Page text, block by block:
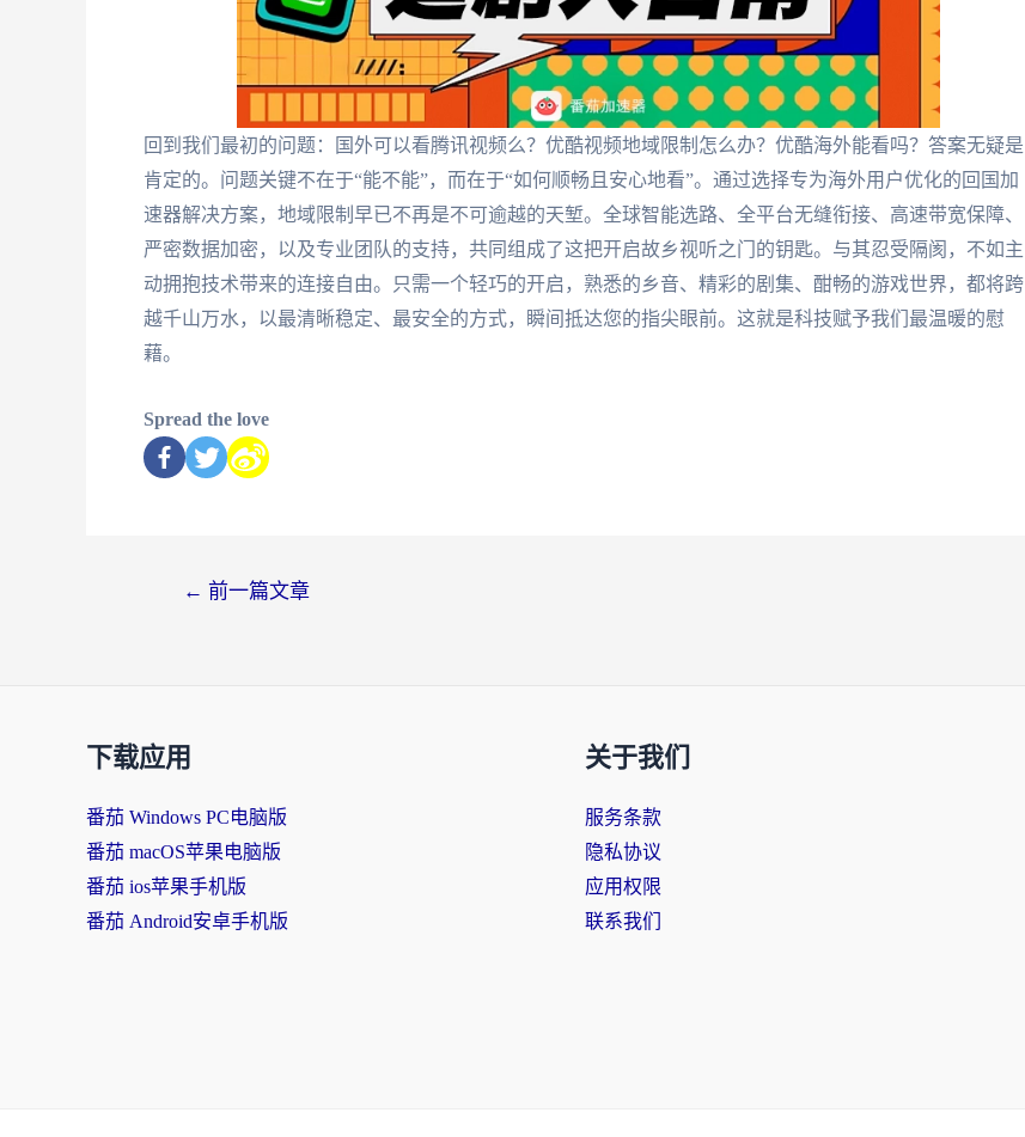
回到我们最初的问题：国外可以看腾讯视频么？优酷视频地域限制怎么办？优酷海外能看吗？答案无疑是
肯定的。问题关键不在于“能不能”，而在于“如何顺畅且安心地看”。通过选择专为海外用户优化的回国加
速器解决方案，地域限制早已不再是不可逾越的天堑。全球智能选路、全平台无缝衔接、高速带宽保障、
严密数据加密，以及专业团队的支持，共同组成了这把开启故乡视听之门的钥匙。与其忍受隔阂，不如主
动拥抱技术带来的连接自由。只需一个轻巧的开启，熟悉的乡音、精彩的剧集、酣畅的游戏世界，都将跨
越千山万水，以最清晰稳定、最安全的方式，瞬间抵达您的指尖眼前。这就是科技赋予我们最温暖的慰
藉。
Spread the love
← 前一篇文章
下载应用
番茄 Windows PC电脑版
番茄 macOS苹果电脑版
番茄 ios苹果手机版
番茄 Android安卓手机版
关于我们
服务条款
隐私协议
应用权限
联系我们